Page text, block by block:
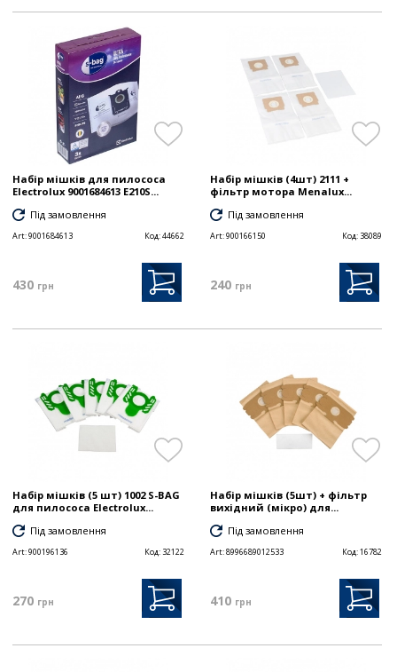
Набір мішків для пилососа
Electrolux 9001684613 E210S...
Під замовлення
Art:9001684613 Код:44662
430 грн
Набір мішків (4шт) 2111 +
фільтр мотора Menalux...
Під замовлення
Art:900166150 Код: 38089
240 грн
Набір мішків (5 шт) 1002 S-BAG
для пилососа Electrolux...
Під замовлення
Art:900196136 Код: 32122
270 грн
Набір мішків (5шт) + фільтр
вихідний (мікро) для...
Під замовлення
Art:8996689012533 Код:16782
410 грн